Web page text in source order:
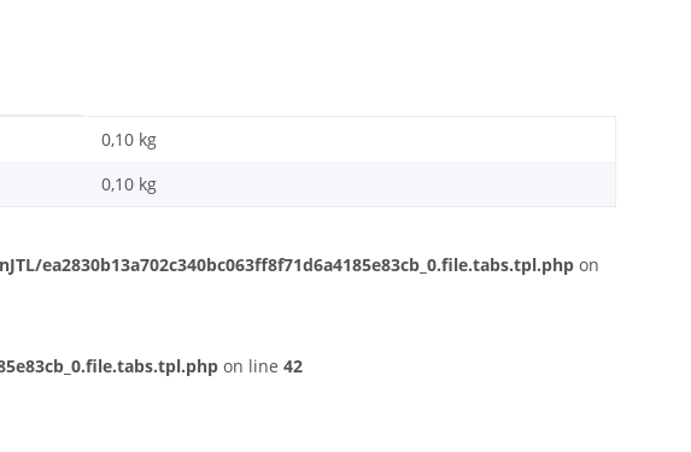
0,10 kg
0,10 kg
ea2830b13a702c340bc063ff8f71d6a4185e83cb_0.file.tabs.tpl.php on
on line 42